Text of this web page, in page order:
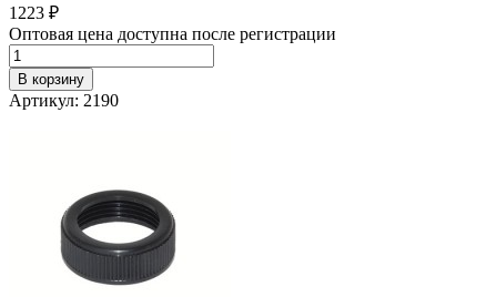
1223 ₽
Оптовая цена доступна после регистрации
В корзину
Артикул: 2190